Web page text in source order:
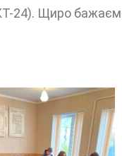
24). Щиро